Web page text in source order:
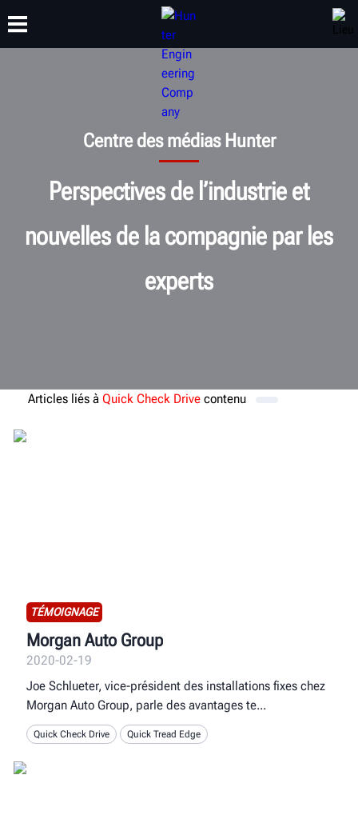
FORMATION
Centre des médias Hunter
Perspectives de l’industrie et
nouvelles de la compagnie par les
experts
Articles liés à Quick Check Drive contenu
TÉMOIGNAGE
Morgan Auto Group
2020-02-19
Joe Schlueter, vice-président des installations fixes chez
Morgan Auto Group, parle des avantages te
Quick Check Drive Quick Tread Edge